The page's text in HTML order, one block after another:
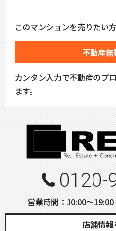
このマンションを売りたい方
不動産無
カンタン入力で不動産のプ
ます。
0120-
営業時間：10:00〜
店舗情報